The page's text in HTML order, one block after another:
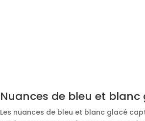
Nuances de bleu et blanc
Les nuances de bleu et blanc glacé